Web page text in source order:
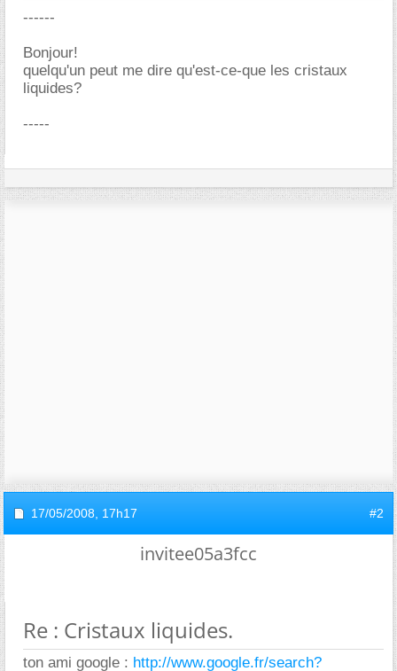
------
Bonjour!
quelqu'un peut me dire qu'est-ce-que les cristaux
liquides?
-----
17/05/2008, 17h17 #2
invitee05a3fcc
Re : Cristaux liquides.
ton ami google : http://www.google.fr/search?